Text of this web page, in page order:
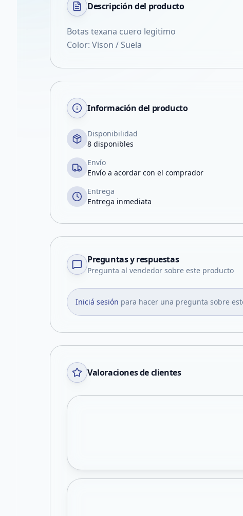
Descripción del producto
Botas texana cuero legitimo
Color: Vison / Suela
Información del producto
Disponibilidad
8 disponibles
Envío
Envío a acordar con el comprador
Entrega
Entrega inmediata
Preguntas y respuestas
Pregunta al vendedor sobre este producto
Iniciá sesión para hacer una pregunta sobre
Valoraciones de clientes